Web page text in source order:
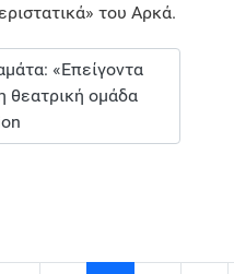
του Αρκά.
«Επείγοντα
θεατρική ομάδα